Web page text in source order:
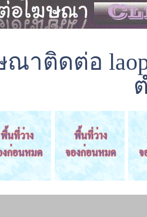
าติดต่อ